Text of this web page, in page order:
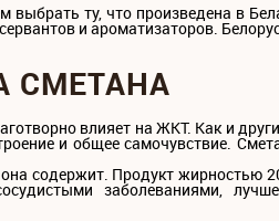
ту, что произведена в
и ароматизаторов.
СМЕТАНА
влияет на ЖКТ. Как и
и общее самочувствие.
содержит. Продукт жирностью
заболеваниями,